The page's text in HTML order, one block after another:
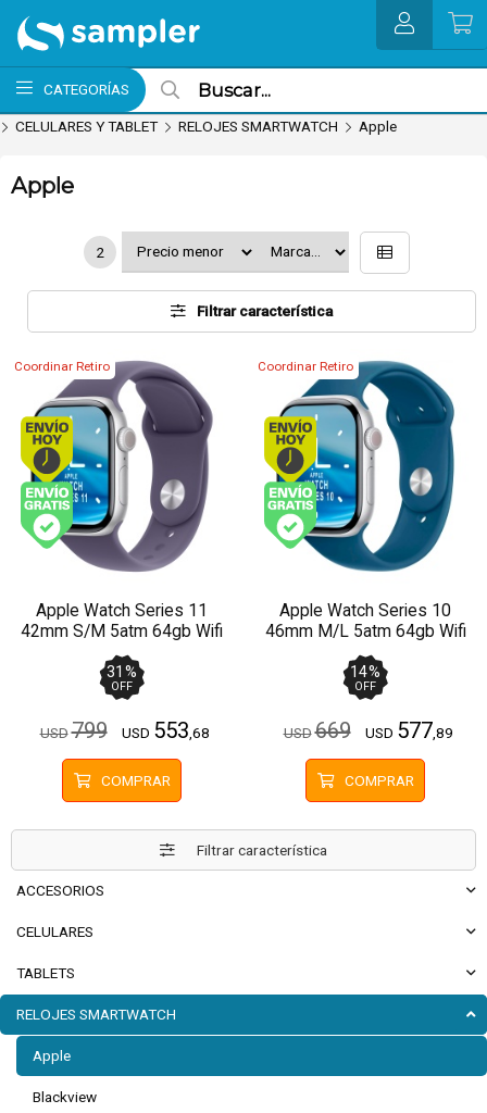
CATEGORÍAS
MI COMPRA
CELULARES Y TABLET RELOJES SMARTWATCH Apple
Filtrar característica
ACCESORIOS
CELULARES
TABLETS
RELOJES SMARTWATCH
Apple
Blackview
Apple
2
Filtrar característica
Coordinar Retiro
Envío hoy. Comprando antes de 13Hs.
Envío gratis (Ver Envíos y Pagos)
Apple Watch Series 11
42mm S/M 5atm 64gb Wifi
Bluetooth Gps
31 %
OFF
USD799 USD 553 ,68
COMPRAR
Coordinar Retiro
Envío hoy.
Envío gratis (Ver
Apple Watch Series 10
46mm M/L 5atm 64gb Wifi
Bluetooth Gps
14%
OFF
USD669 USD 577 ,89
COMPRAR